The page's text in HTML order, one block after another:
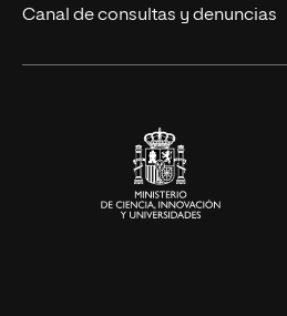
Eventos
Canal de consultas y denuncias